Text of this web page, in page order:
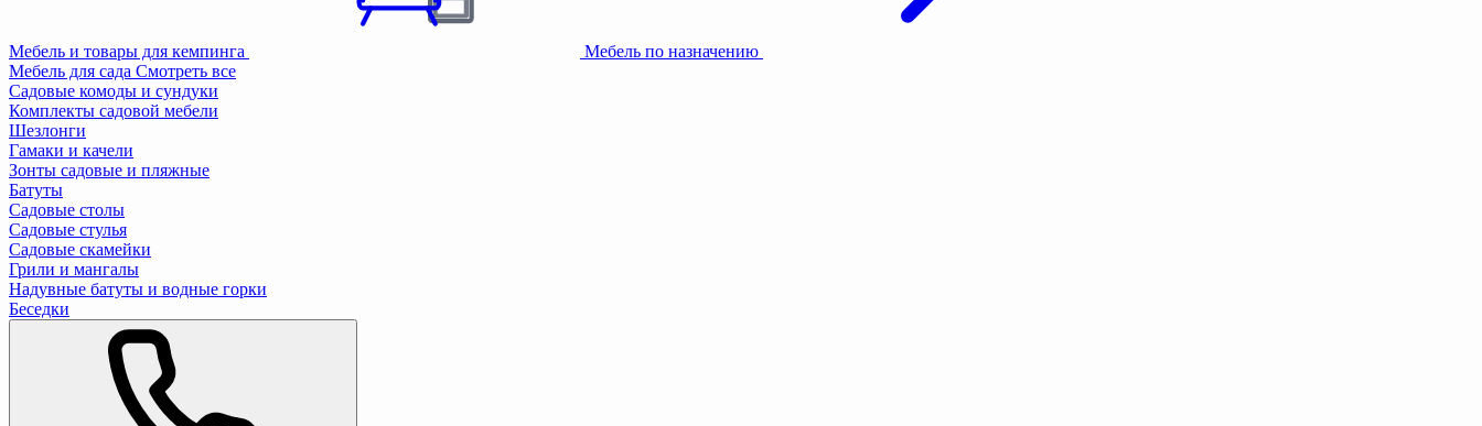
Мебель и товары для кемпинга
Мебель по назначению
Мебель для сада Смотреть все
Садовые комоды и сундуки
Комплекты садовой мебели
Шезлонги
Гамаки и качели
Зонты садовые и пляжные
Батуты
Садовые столы
Садовые стулья
Садовые скамейки
Грили и мангалы
Надувные батуты и водные горки
Беседки